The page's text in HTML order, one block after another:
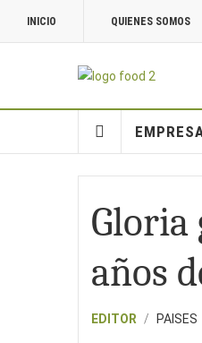
INICIO QUIENES SOMOS
Gloria
años
EDITOR PAISES